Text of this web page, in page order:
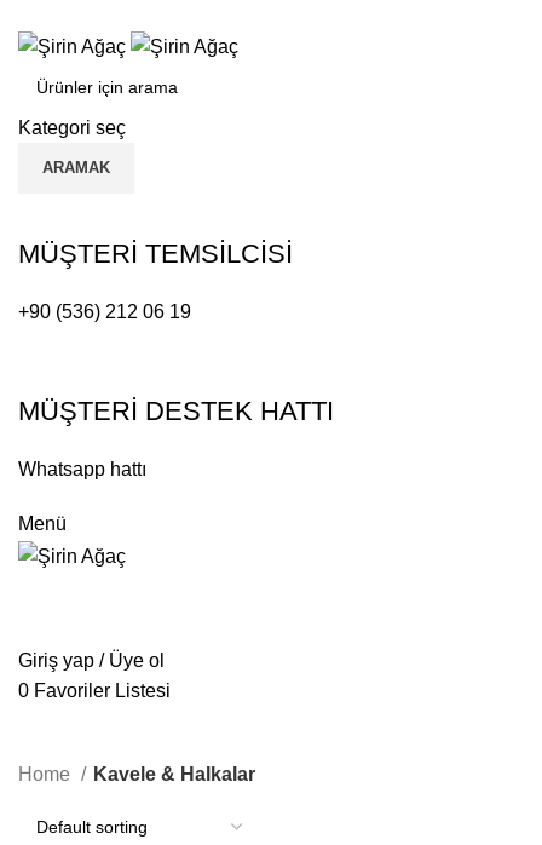
Kategori seç
ARAMAK
MÜŞTERİ TEMSİLCİSİ
+90 (536) 212 06 19
MÜŞTERİ DESTEK HATTI
Whatsapp hattı
Menü
Giriş yap / Üye ol
0 Favoriler Listesi
Home Kavele & Halkalar